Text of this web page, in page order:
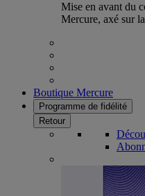
Mise en avant du
Mercure, axé sur
Boutique Mercure
Programme de fidélité
Retour